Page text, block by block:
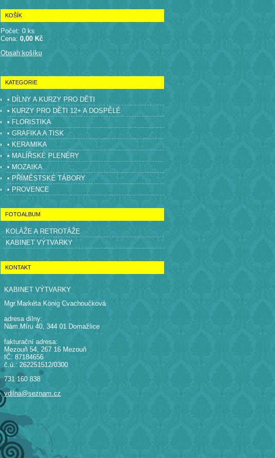
KOŠÍK
Počet: 0 ks
Cena:0,00 Kč
Obsah košíku
KATEGORIE
• DÍLNY A KURZY PRO DĚTI
• KURZY PRO DĚTI 12+ A DOSPĚLÉ
• FLORISTIKA
• GRAFIKA A TISK
• KERAMIKA
• MALÍŘSKÉ PLENÉRY
• MOZAIKA
• PŘÍMĚSTSKÉ TÁBORY
• PROVENCE
FOTOALBUM
KOLÁŽE A RETROTÁŽE
KABINET VÝTVARKY
KONTAKT
KABINET VÝTVARKY
Mgr.Markéta König Cvachoučková
adresa dílny:
Nám.Míru 40, 344 01 Domažlice
fakturační adresa:
Mezouň 54, 267 16 Mezouň
IČ: 87184656
č.ú.: 262251512/0300
731 160 838
vdilna@seznam.cz